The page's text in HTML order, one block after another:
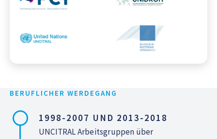
BERUFLICHER WERDEGANG
1998-2007 UND 2013-2018
UNCITRAL Arbeitsgruppen über